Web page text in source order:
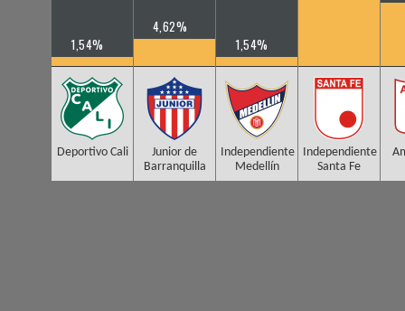
1,54%
Deportivo Cali
4,62%
Junior de
Barranquilla
1,54%
Independiente
Medellín
Independiente
Santa Fe